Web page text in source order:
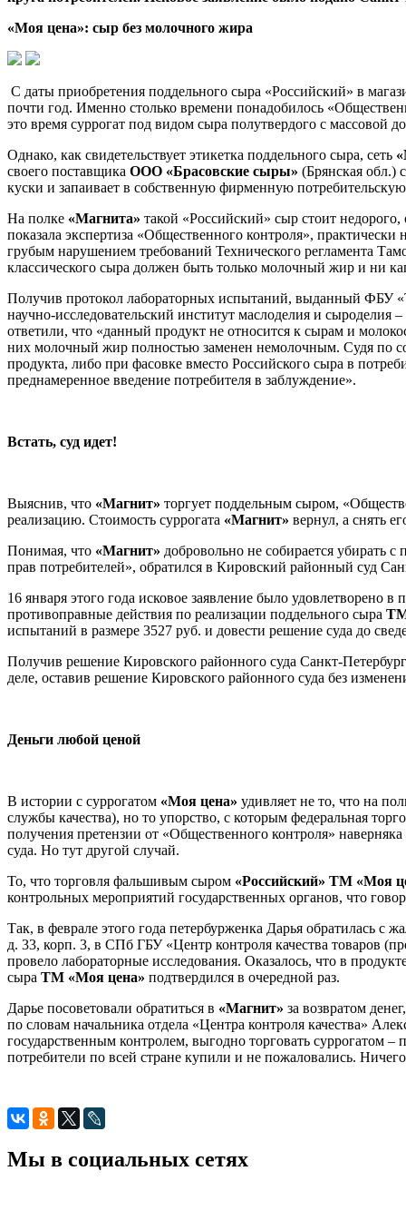
«Моя цена»: сыр без молочного жира
С даты приобретения поддельного сыра «Российский» в
почти год. Именно столько времени понадобилось
это время суррогат под видом сыра полутвердого с массовой
Однако, как свидетельствует этикетка поддельного сыра, сеть
своего поставщика ООО «Брасовские сыры» (Брянская обл.)
куски и запаивает в собственную фирменную
На полке «Магнита» такой «Российский» сыр стоит
показала экспертиза «Общественного контроля»,
грубым нарушением требований Технического регламента
классического сыра должен быть только молочный жир и ни
Получив протокол лабораторных испытаний, выданный ФБУ
научно-исследовательский институт маслоделия и
ответили, что «данный продукт не относится к сырам и
них молочный жир полностью заменен немолочным. Судя по
продукта, либо при фасовке вместо Российского сыра в
преднамеренное введение потребителя в заблуждение».
Встать, суд идет!
Выяснив, что «Магнит» торгует поддельным сыром,
реализацию. Стоимость суррогата «Магнит» вернул, а снять
Понимая, что «Магнит» добровольно не собирается убирать
прав потребителей», обратился в Кировский районный суд
16 января этого года исковое заявление было
противоправные действия по реализации поддельного сыра
испытаний в размере 3527 руб. и довести решение суда до
Получив решение Кировского районного суда Санкт-
деле, оставив решение Кировского районного суда без
Деньги любой ценой
В истории с суррогатом «Моя цена» удивляет не то, что на
службы качества), но то упорство, с которым федеральная
получения претензии от «Общественного контроля»
суда. Но тут другой случай.
То, что торговля фальшивым сыром «Российский» ТМ «Моя
контрольных мероприятий государственных органов, что
Так, в феврале этого года петербурженка Дарья обратилась с
д. 33, корп. 3, в СПб ГБУ «Центр контроля качества товаров
провело лабораторные исследования. Оказалось, что в
сыра ТМ «Моя цена» подтвердился в очередной раз.
Дарье посоветовали обратиться в «Магнит» за возвратом
по словам начальника отдела «Центра контроля качества»
государственным контролем, выгодно торговать суррогатом
потребители по всей стране купили и не пожаловались.
Мы в социальных сетях